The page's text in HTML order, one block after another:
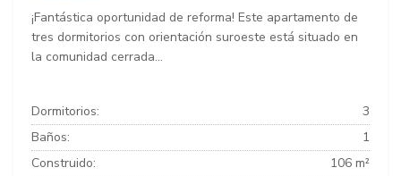
¡Fantástica oportunidad de reforma! Este apartamento de
tres dormitorios con orientación suroeste está situado en
la comunidad cerrada...
Dormitorios:
3
Baños:
1
Construido:
106 m²